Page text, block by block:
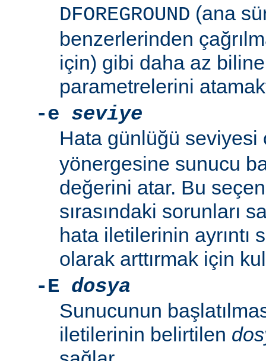
DFOREGROUND (ana
benzerlerinden
için) gibi daha az
parametrelerini
-e seviye
Hata günlüğü
yönergesine sunucu
değerini atar. Bu
sırasındaki sorunları
hata iletilerinin ayrıntı
olarak arttırmak için
-E dosya
Sunucunun
iletilerinin belirtilen